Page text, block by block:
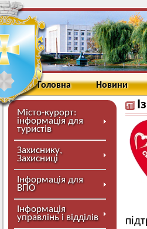
Головна Новини
Місто-курорт:
інформація для
туристів
Захиснику,
Захисниці
Інформація для
ВПО
Інформація
управлінь і відділів